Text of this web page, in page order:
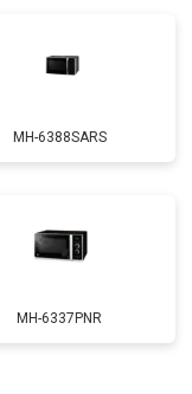
MH-6388SARS
MH-6337PNR